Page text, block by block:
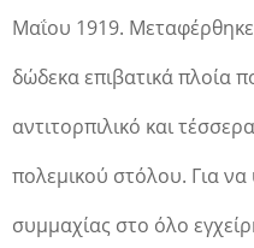
Μαΐου 1919. Μεταφέρθηκε
δώδεκα επιβατικά πλοία
αντιτορπιλικό και
πολεμικού στόλου. Για
συμμαχίας στο όλο